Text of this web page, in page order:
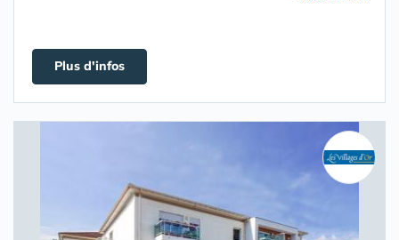
Plus d'infos